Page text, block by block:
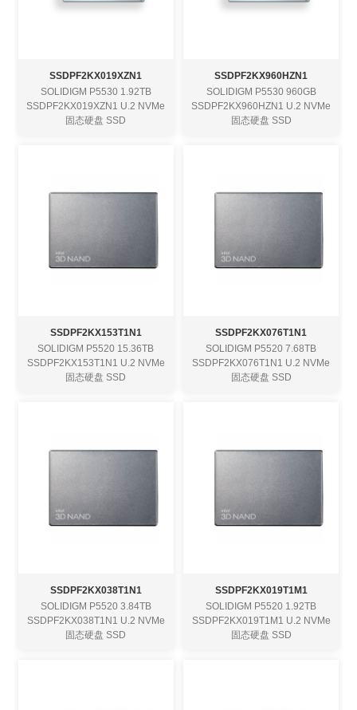
SSDPF2KX019XZN1
SOLIDIGM P5530 1.92TB
SSDPF2KX019XZN1 U.2 NVMe
固态硬盘 SSD
SSDPF2KX960HZN1
SOLIDIGM P5530 960GB
SSDPF2KX960HZN1 U.2 NVMe
固态硬盘 SSD
SSDPF2KX153T1N1
SOLIDIGM P5520 15.36TB
SSDPF2KX153T1N1 U.2 NVMe
固态硬盘 SSD
SSDPF2KX076T1N1
SOLIDIGM P5520 7.68TB
SSDPF2KX076T1N1 U.2 NVMe
固态硬盘 SSD
SSDPF2KX038T1N1
SOLIDIGM P5520 3.84TB
SSDPF2KX038T1N1 U.2 NVMe
固态硬盘 SSD
SSDPF2KX019T1M1
SOLIDIGM P5520 1.92TB
SSDPF2KX019T1M1 U.2 NVMe
固态硬盘 SSD